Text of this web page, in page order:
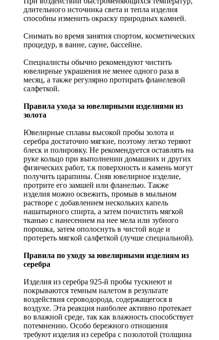
длительного источника света и тепла изделия
способны изменить окраску природных камней.
Снимать во время занятия спортом, косметических
процедур, в ванне, сауне, бассейне.
Специалисты обычно рекомендуют чистить
ювелирные украшения не менее одного раза в
месяц, а также регулярно протирать фланелевой
салфеткой.
Правила ухода за ювелирными изделиями из
золота
Ювелирные сплавы высокой пробы золота и
серебра достаточно мягкие, поэтому легко теряют
блеск и полировку. Не рекомендуется оставлять на
руке кольцо при выполнении домашних и других
физических работ, т.к поверхность и камень могут
получить царапины. Сняв ювелирное изделие,
протрите его замшей или фланелью. Также
изделия можно освежить, промыв в мыльном
растворе с добавлением нескольких капель
нашатырного спирта, а затем почистить мягкой
тканью с нанесением на нее мела или зубного
порошка, затем ополоснуть в чистой воде и
протереть мягкой салфеткой (лучше специальной).
Правила по уходу за ювелирными изделиям из
серебра
Изделия из серебра 925-й пробы тускнеют и
покрываются темным налетом в результате
воздействия сероводорода, содержащегося в
воздухе. Эта реакция наиболее активно протекает
во влажной среде, так как влажность способствует
потемнению. Особо бережного отношения
требуют изделия из серебра с позолотой (толщина